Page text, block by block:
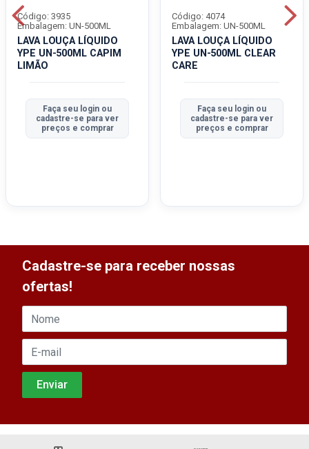
LAVA LOUÇA LÍQUIDO
YPE UN-500ML CAPIM
LIMÃO
Código: 3935
Embalagem: UN-500ML
Faça seu login ou
cadastre-se para ver
preços e comprar
LAVA LOUÇA LÍQUIDO
YPE UN-500ML CLEAR
CARE
Código: 4074
Embalagem: UN-500ML
Faça seu login ou
cadastre-se para ver
preços e comprar
Cadastre-se para receber nossas
ofertas!